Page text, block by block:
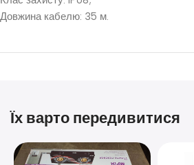
Довжина кабелю: 35 м.
Їх варто передивитися